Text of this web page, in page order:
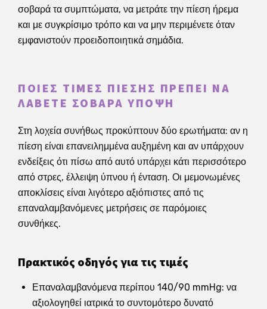
σοβαρά τα συμπτώματα, να μετράτε την πίεση ήρεμα
και με συγκρίσιμο τρόπο και να μην περιμένετε όταν
εμφανιστούν προειδοποιητικά σημάδια.
ΠΟΙΕΣ ΤΙΜΈΣ ΠΊΕΣΗΣ ΠΡΈΠΕΙ ΝΑ
ΛΆΒΕΤΕ ΣΟΒΑΡΆ ΥΠΌΨΗ
Στη λοχεία συνήθως προκύπτουν δύο ερωτήματα: αν η
πίεση είναι επανειλημμένα αυξημένη και αν υπάρχουν
ενδείξεις ότι πίσω από αυτό υπάρχει κάτι περισσότερο
από στρες, έλλειψη ύπνου ή ένταση. Οι μεμονωμένες
αποκλίσεις είναι λιγότερο αξιόπιστες από τις
επαναλαμβανόμενες μετρήσεις σε παρόμοιες
συνθήκες.
Πρακτικός οδηγός για τις τιμές
Επαναλαμβανόμενα περίπου 140/90 mmHg: να
αξιολογηθεί ιατρικά το συντομότερο δυνατό